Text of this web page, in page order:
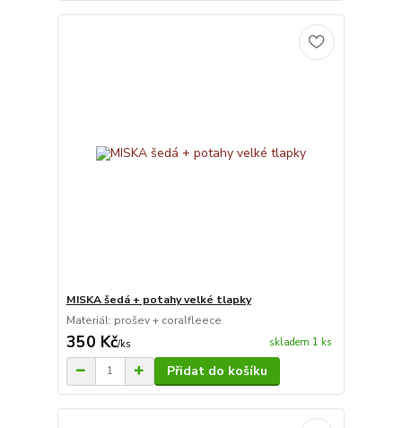
MISKA šedá + potahy velké tlapky
Materiál: prošev + coralfleece
350 Kč/ks skladem 1 ks
Přidat do košíku